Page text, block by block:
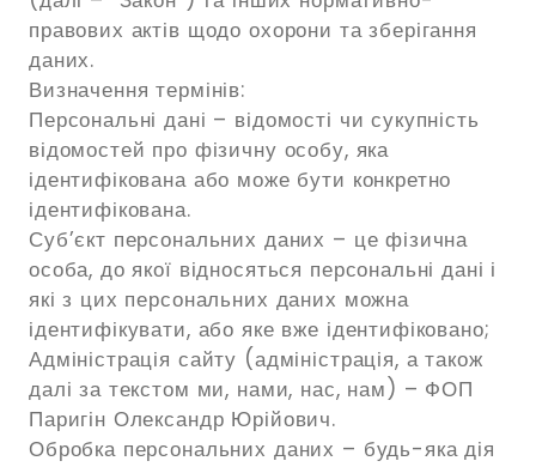
правових актів щодо охорони та зберігання
даних.
Визначення термінів:
Персональні дані – відомості чи сукупність
відомостей про фізичну особу, яка
ідентифікована або може бути конкретно
ідентифікована.
Суб’єкт персональних даних – це фізична
особа, до якої відносяться персональні дані і
які з цих персональних даних можна
ідентифікувати, або яке вже ідентифіковано;
Адміністрація сайту (адміністрація, а також
далі за текстом ми, нами, нас, нам) – ФОП
Паригін Олександр Юрійович.
Обробка персональних даних – будь-яка дія